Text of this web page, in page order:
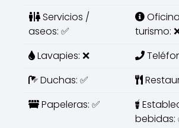
Servicios /
aseos: ✅
turismo:
Lavapies: ❌
Duchas: ✅
Papeleras: ✅
bebidas: